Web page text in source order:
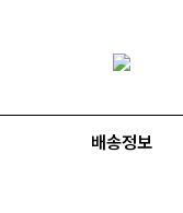
배송정보